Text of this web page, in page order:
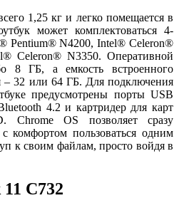
1,25 кг и легко помещается в
может комплектоваться 4-
Pentium® N4200, Intel® Celeron®
Celeron® N3350. Оперативной
8 ГБ, а емкость встроенного
– 32 или 64 ГБ. Для подключения
предусмотрены порты USB
4.2 и картридер для карт
Chrome OS позволяет сразу
комфортом пользоваться одним
к своим файлам, просто войдя в
C732